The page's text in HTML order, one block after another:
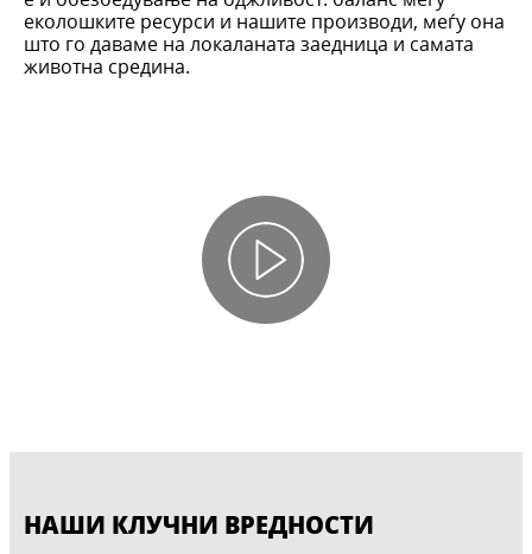
еколошките ресурси и нашите производи, меѓу она
што го даваме на локаланата заедница и самата
животна средина.
НАШИ КЛУЧНИ ВРЕДНОСТИ